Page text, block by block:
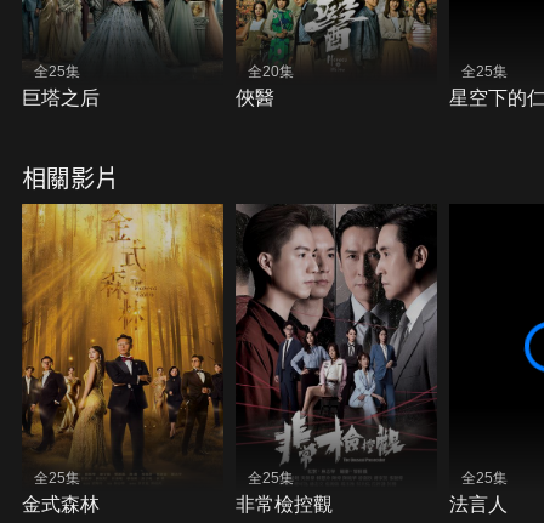
全25集
巨塔之后
全20集
俠醫
全25集
星空下的
相關影片
全25集
金式森林
全25集
非常檢控觀
全25集
法言人